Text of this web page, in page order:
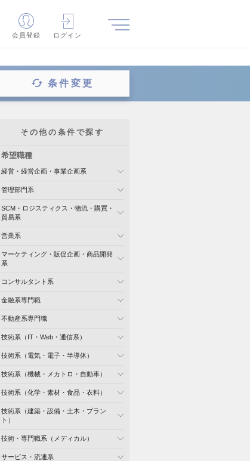
会員登録 ログイン
条件変更
その他の条件で探す
希望職種
経営・経営企画・事業企画系
管理部門系
SCM・ロジスティクス・物流・購買・
貿易系
営業系
マーケティング・販促企画・商品開発
系
コンサルタント系
金融系専門職
不動産系専門職
技術系（IT・Web・通信系）
技術系（電気・電子・半導体）
技術系（機械・メカトロ・自動車）
技術系（化学・素材・食品・衣料）
技術系（建築・設備・土木・プラン
ト）
技術・専門職系（メディカル）
サービス・流通系